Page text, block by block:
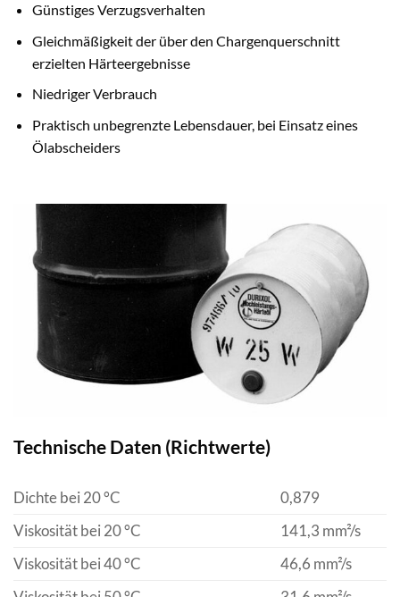
Günstiges Verzugsverhalten
Gleichmäßigkeit der über den Chargenquerschnitt
erzielten Härteergebnisse
Niedriger Verbrauch
Praktisch unbegrenzte Lebensdauer, bei Einsatz eines
Ölabscheiders
Technische Daten (Richtwerte)
Dichte bei 20 °C
0,879
Viskosität bei 20 °C
141,3 mm²/s
Viskosität bei 40 °C
46,6 mm²/s